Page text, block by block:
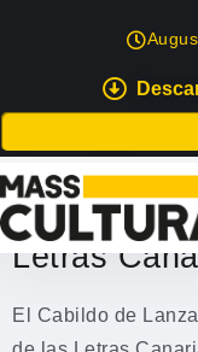
EVENTOS
El Cabildo
la
Letras
El Cabildo de